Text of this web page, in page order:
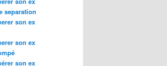
separation
son ex
son ex
son ex